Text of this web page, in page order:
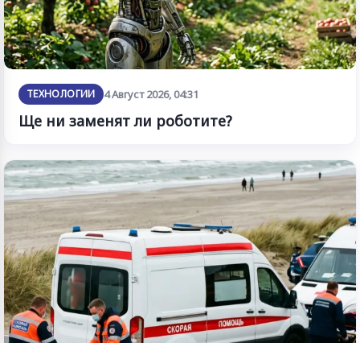
ТЕХНОЛОГИИ 4 Август 2026, 04:31
Ще ни заменят ли роботите?